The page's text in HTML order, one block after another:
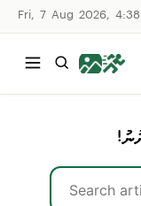
Fri, 7 Aug 2026,